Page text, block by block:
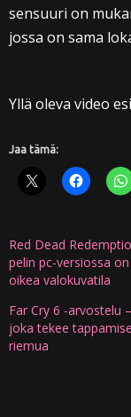
sensuuri on
jossa on sama
Yllä oleva video
Jaa tämä:
Red Dead
pelin pc-versiossa
oikea valokuvatila
Far Cry 6 -arvostelu
joka tekee
riemua